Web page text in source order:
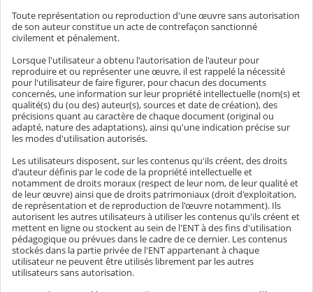
Toute représentation ou reproduction d'une œuvre sans autorisation
de son auteur constitue un acte de contrefaçon sanctionné
civilement et pénalement.
Lorsque l'utilisateur a obtenu l'autorisation de l'auteur pour
reproduire et ou représenter une œuvre, il est rappelé la nécessité
pour l'utilisateur de faire figurer, pour chacun des documents
concernés, une information sur leur propriété intellectuelle (nom(s) et
qualité(s) du (ou des) auteur(s), sources et date de création), des
précisions quant au caractère de chaque document (original ou
adapté, nature des adaptations), ainsi qu'une indication précise sur
les modes d'utilisation autorisés.
Les utilisateurs disposent, sur les contenus qu'ils créent, des droits
d'auteur définis par le code de la propriété intellectuelle et
notamment de droits moraux (respect de leur nom, de leur qualité et
de leur œuvre) ainsi que de droits patrimoniaux (droit d'exploitation,
de représentation et de reproduction de l'œuvre notamment). Ils
autorisent les autres utilisateurs à utiliser les contenus qu'ils créent et
mettent en ligne ou stockent au sein de l'ENT à des fins d'utilisation
pédagogique ou prévues dans le cadre de ce dernier. Les contenus
stockés dans la partie privée de l'ENT appartenant à chaque
utilisateur ne peuvent être utilisés librement par les autres
utilisateurs sans autorisation.